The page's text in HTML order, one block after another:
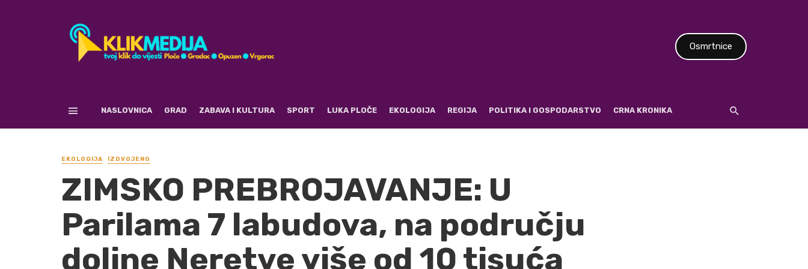
Osmrtnice
NASLOVNICA GRAD ZABAVA I KULTURA SPORT LUKA PLOČE EKOLOGIJA REGIJA POLITIKA I GOSPODARSTVO CRNA KRONIKA
EKOLOGIJA IZDVOJENO
ZIMSKO PREBROJAVANJE: U
Parilama 7 labudova, na području
doline Neretve više od 10 tisuća